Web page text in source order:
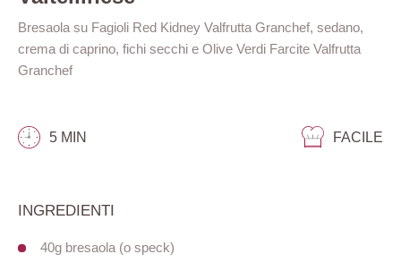
Bresaola su Fagioli Red Kidney Valfrutta Granchef, sedano,
crema di caprino, fichi secchi e Olive Verdi Farcite Valfrutta
Granchef
5 MIN FACILE
INGREDIENTI
40g bresaola (o speck)